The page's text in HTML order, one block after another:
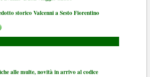
storico Valcenni a Sesto Fiorentino
alle multe, novità in arrivo al codice